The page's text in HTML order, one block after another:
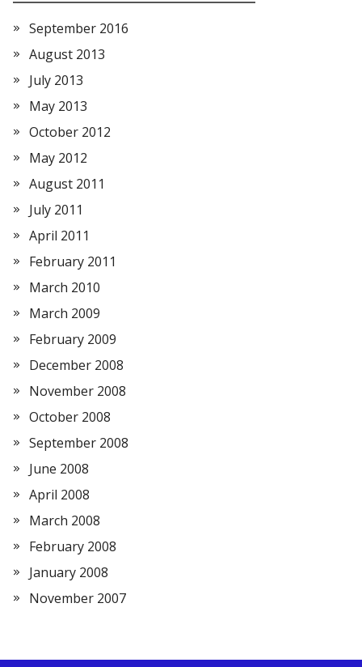
September 2016
August 2013
July 2013
May 2013
October 2012
May 2012
August 2011
July 2011
April 2011
February 2011
March 2010
March 2009
February 2009
December 2008
November 2008
October 2008
September 2008
June 2008
April 2008
March 2008
February 2008
January 2008
November 2007